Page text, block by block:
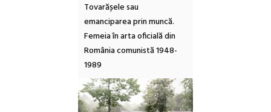
Tovarășele sau
emanciparea prin muncă.
Femeia în arta oficială din
România comunistă 1948-
1989